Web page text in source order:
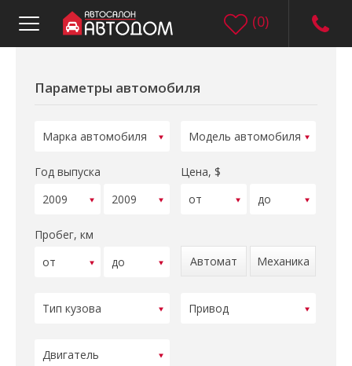
(0)
Параметры автомобиля
Год выпуска Цена, $
Пробег, км
Автомат
Механика